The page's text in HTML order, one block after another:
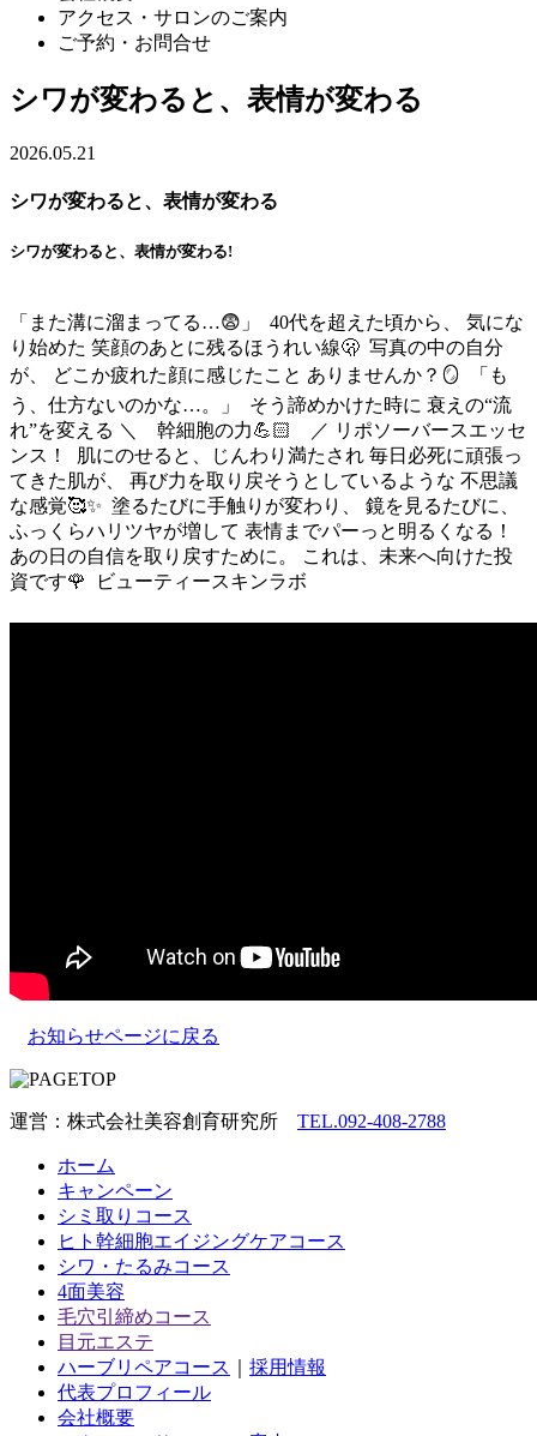
アクセス・サロンのご案内
ご予約・お問合せ
シワが変わると、表情が変わる
2026.05.21
シワが変わると、表情が変わる
シワが変わると、表情が変わる!
「また溝に溜まってる…😨」 ⁡ 40代を超えた頃から、 気にな
り始めた 笑顔のあとに残るほうれい線🫢 ⁡ 写真の中の自分
が、 どこか疲れた顔に感じたこと ありませんか？🪞 ⁡ 「も
う、仕方ないのかな…。」 ⁡ そう諦めかけた時に 衰えの“流
れ”を変える ＼ 幹細胞の力💪🏻 ／ リポソーバースエッセ
ンス！ ⁡ 肌にのせると、じんわり満たされ 毎日必死に頑張っ
てきた肌が、 再び力を取り戻そうとしているような 不思議
な感覚🥰✨ ⁡ 塗るたびに手触りが変わり、 鏡を見るたびに、
ふっくらハリツヤが増して 表情までパーっと明るくなる！ ⁡
あの日の自信を取り戻すために。 これは、未来へ向けた投
資です🌹 ⁡ ビューティースキンラボ ⁡
お知らせページに戻る
運営：株式会社美容創育研究所 TEL.092-408-2788
ホーム
キャンペーン
シミ取りコース
ヒト幹細胞エイジングケアコース
シワ・たるみコース
4面美容
毛穴引締めコース
目元エステ
ハーブリペアコース
採用情報
代表プロフィール
会社概要